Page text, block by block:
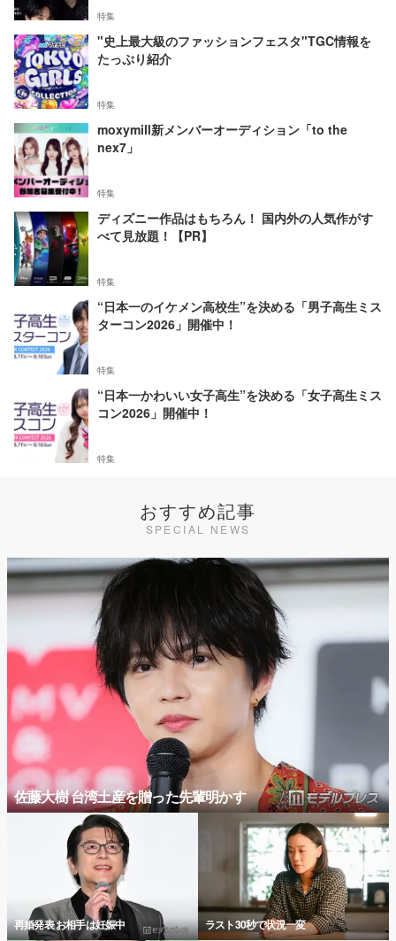
特集
"史上最大級のファッションフェスタ"TGC情報を
たっぷり紹介
特集
moxymill新メンバーオーディション「to the
nex7」
特集
ディズニー作品はもちろん！ 国内外の人気作がす
べて見放題！【PR】
特集
“日本一のイケメン高校生”を決める「男子高生ミス
ターコン2026」開催中！
特集
“日本一かわいい女子高生”を決める「女子高生ミス
コン2026」開催中！
特集
おすすめ記事
SPECIAL NEWS
佐藤大樹 台湾土産を贈った先輩明かす
再婚発表 お相手は妊娠中 ラスト30秒で状況一変